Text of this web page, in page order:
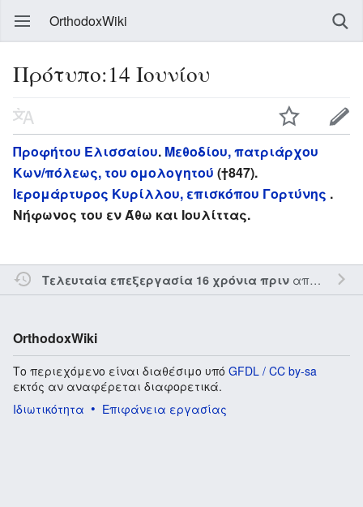
OrthodoxWiki
Πρότυπο:14 Ιουνίου
Προφήτου Ελισσαίου. Μεθοδίου, πατριάρχου
Κων/πόλεως, του ομολογητού (†847).
Ιερομάρτυρος Κυρίλλου, επισκόπου Γορτύνης .
Νήφωνος του εν Άθω και Ιουλίττας.
Τελευταία επεξεργασία 16 χρόνια πριναπό τον την
OrthodoxWiki
Το περιεχόμενο είναι διαθέσιμο υπό GFDL / CC by-sa
εκτός αν αναφέρεται διαφορετικά.
Ιδιωτικότητα
Επιφάνεια εργασίας